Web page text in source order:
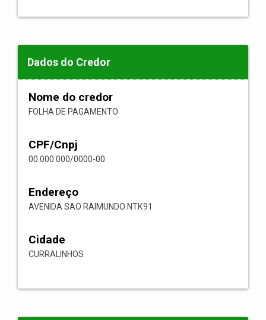
Dados do Credor
Nome do credor
FOLHA DE PAGAMENTO
CPF/Cnpj
00.000.000/0000-00
Endereço
AVENIDA SAO RAIMUNDO NТК91
Cidade
CURRALINHOS